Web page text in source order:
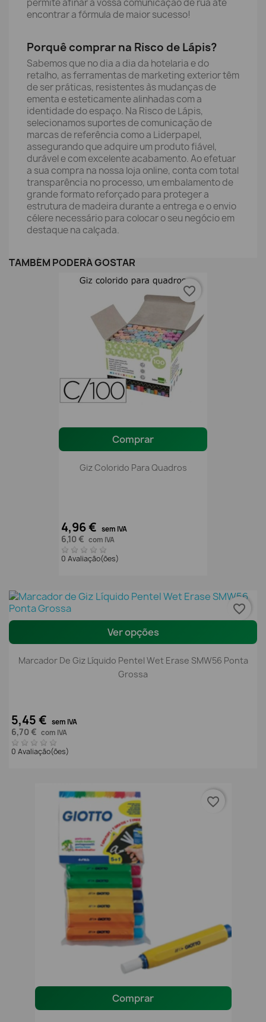
permite afinar a vossa comunicação de rua até
encontrar a fórmula de maior sucesso!
Porquê comprar na Risco de Lápis?
Sabemos que no dia a dia da hotelaria e do
retalho, as ferramentas de marketing exterior têm
de ser práticas, resistentes às mudanças de
ementa e esteticamente alinhadas com a
identidade do espaço. Na Risco de Lápis,
selecionamos suportes de comunicação de
marcas de referência como a Liderpapel,
assegurando que adquire um produto fiável,
durável e com excelente acabamento. Ao efetuar
a sua compra na nossa loja online, conta com total
transparência no processo, um embalamento de
grande formato reforçado para proteger a
estrutura de madeira durante a entrega e o envio
célere necessário para colocar o seu negócio em
destaque na calçada.
TAMBÉM PODERÁ GOSTAR
Comprar
Giz Colorido Para Quadros
4,96 € sem IVA
6,10 € com IVA
0 Avaliação(ões)
favorite_border
Ver opções
Marcador De Giz Líquido Pentel Wet Erase SMW56 Ponta
Grossa
5,45 € sem IVA
6,70 € com IVA
0 Avaliação(ões)
favorite_border
Comprar
favorite_border